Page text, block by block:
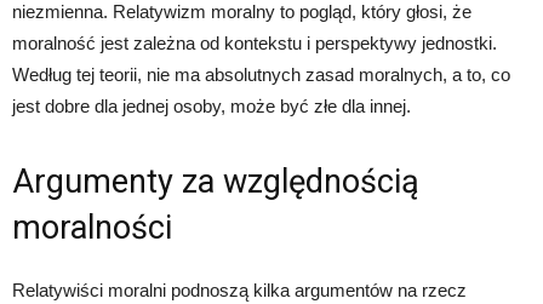
niezmienna. Relatywizm moralny to pogląd, który głosi, że
moralność jest zależna od kontekstu i perspektywy jednostki.
Według tej teorii, nie ma absolutnych zasad moralnych, a to, co
jest dobre dla jednej osoby, może być złe dla innej.
Argumenty za względnością
moralności
Relatywiści moralni podnoszą kilka argumentów na rzecz